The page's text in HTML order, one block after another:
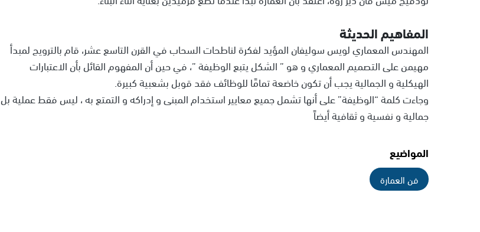
المفاهيم الحديثة
المهندس المعماري لويس سوليفان المؤيد لفكرة لناطحات السحاب في القرن التاسع عشر، قام بالترويج لمبدأ
مهيمن على التصميم المعماري و هو ” الشكل يتبع الوظيفة ”، في حين أن المفهوم القائل بأن الاعتبارات
الهيكلية و الجمالية يجب أن تكون خاضعة تمامًا للوظائف فقد قوبل بشعبية كبيرة.
وجاءت كلمة “الوظيفة” على أنها تشمل جميع معايير استخدام المبنى و إدراكه و التمتع به ، ليس فقط عملية بل
جمالية و نفسية و ثقافية أيضاً
المواضيع
فن العمارة